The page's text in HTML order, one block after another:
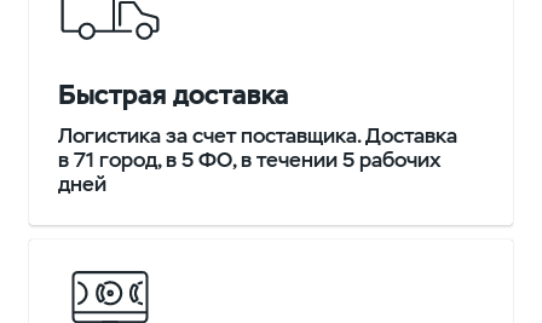
Быстрая доставка
Логистика за счет поставщика. Доставка
в 71 город, в 5 ФО, в течении 5 рабочих
дней